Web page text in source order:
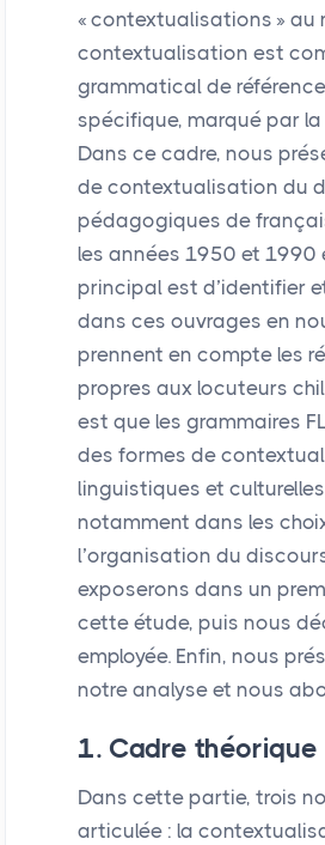
« contextualisations » au
contextualisation est
grammatical de
spécifique, marqué par
Dans ce cadre, nous
de contextualisation du
pédagogiques de
les années 1950 et 1990
principal est d’identifier
dans ces ouvrages en
prennent en compte les
propres aux locuteurs
est que les grammaires
des formes de
linguistiques et
notamment dans les
l’organisation du
exposerons dans un
cette étude, puis nous
employée. Enfin, nous
notre analyse et nous
1. Cadre théorique
Dans cette partie, trois
articulée : la